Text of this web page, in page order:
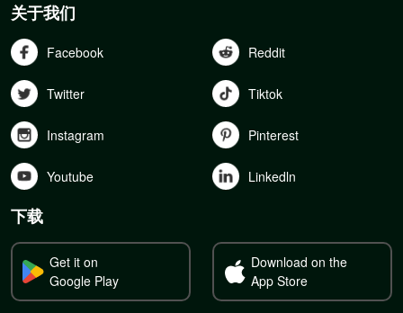
关于我们
Facebook Reddit
Twitter Tiktok
Instagram Pinterest
Youtube Linkedln
下载
Get it on
Google Play
Download on the
App Store